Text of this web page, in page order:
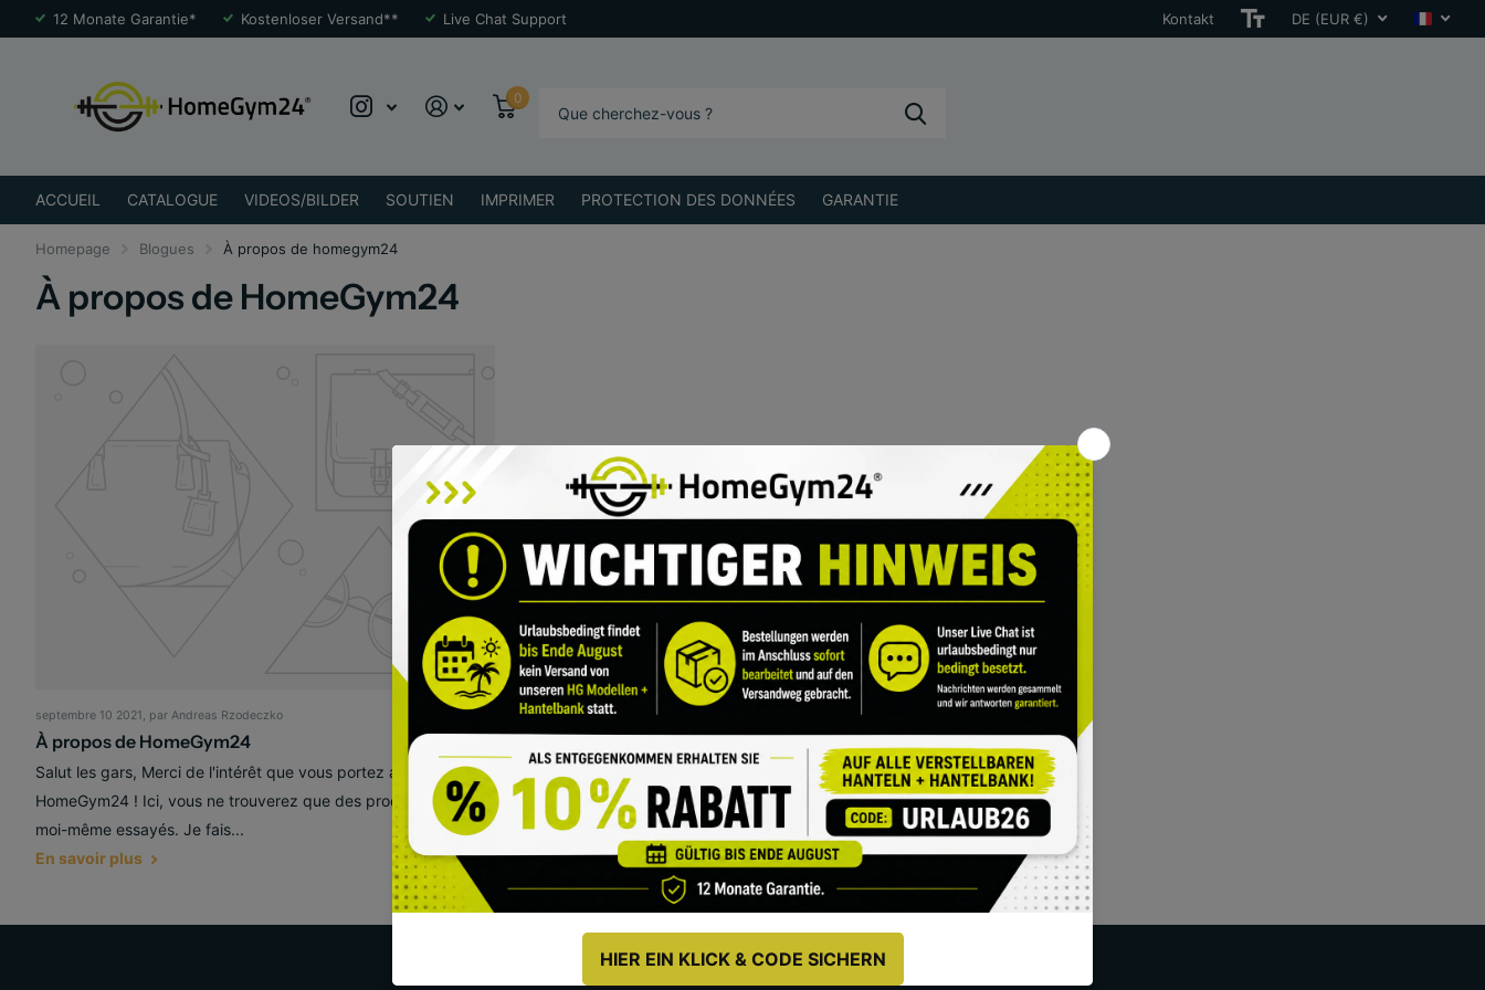
12 Monate Garantie* Kostenloser Versand** Live Chat Support Kontakt DE (EUR €)
0
ACCUEIL CATALOGUE VIDEOS/BILDER SOUTIEN IMPRIMER PROTECTION DES DONNÉES GARANTIE
Homepage Blogues À propos de homegym24
À propos de HomeGym24
septembre 10 2021 , par Andreas Rzodeczko
À propos de HomeGym24
Salut les gars, Merci de l'intérêt que vous portez aux produits
HomeGym24 ! Ici, vous ne trouverez que des produits que j'ai
moi-même essayés. Je fais...
En savoir plus